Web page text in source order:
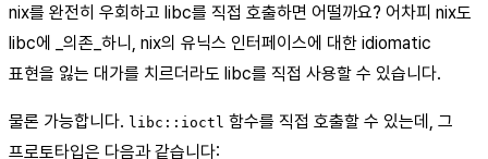
nix를 완전히 우회하고 libc를 직접 호출하면 어떨까요? 어차피 nix도
libc에 _의존_하니, nix의 유닉스 인터페이스에 대한 idiomatic
표현을 잃는 대가를 치르더라도 libc를 직접 사용할 수 있습니다.
물론 가능합니다. libc::ioctl 함수를 직접 호출할 수 있는데, 그
프로토타입은 다음과 같습니다: